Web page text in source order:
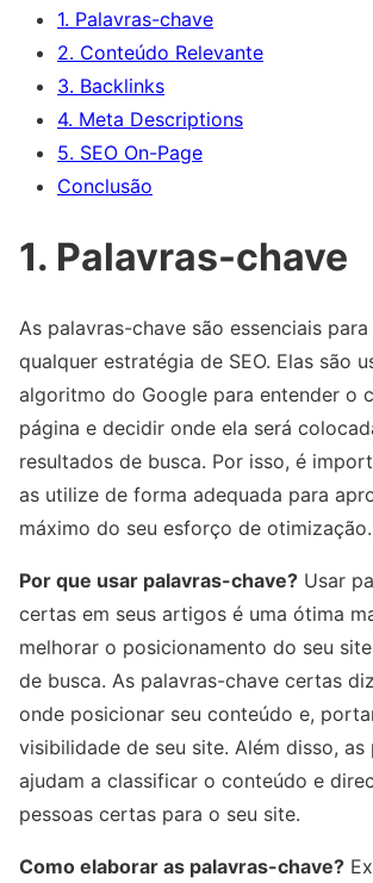
1. Palavras-chave
2. Conteúdo Relevante
3. Backlinks
4. Meta Descriptions
5. SEO On-Page
Conclusão
1. Palavras-chave
As palavras-chave são essenciais
qualquer estratégia de SEO. Elas são
algoritmo do Google para entender o
página e decidir onde ela será
resultados de busca. Por isso, é
as utilize de forma adequada para
máximo do seu esforço de otimização.
Por que usar palavras-chave? Usar
certas em seus artigos é uma ótima
melhorar o posicionamento do seu
de busca. As palavras-chave certas
onde posicionar seu conteúdo e,
visibilidade de seu site. Além disso, as
ajudam a classificar o conteúdo e
pessoas certas para o seu site.
Como elaborar as palavras-chave?